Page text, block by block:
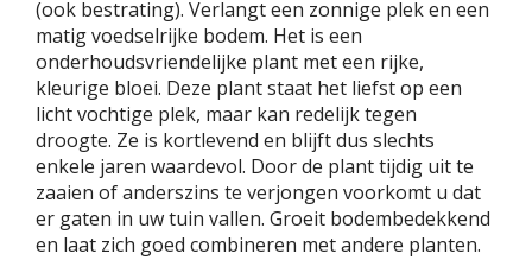
(ook bestrating). Verlangt een zonnige plek en een
matig voedselrijke bodem. Het is een
onderhoudsvriendelijke plant met een rijke,
kleurige bloei. Deze plant staat het liefst op een
licht vochtige plek, maar kan redelijk tegen
droogte. Ze is kortlevend en blijft dus slechts
enkele jaren waardevol. Door de plant tijdig uit te
zaaien of anderszins te verjongen voorkomt u dat
er gaten in uw tuin vallen. Groeit bodembedekkend
en laat zich goed combineren met andere planten.